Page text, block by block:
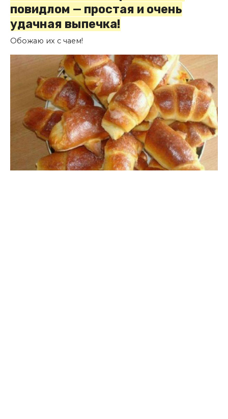
повидлом — простая и очень
удачная выпечка!
Обожаю их с чаем!